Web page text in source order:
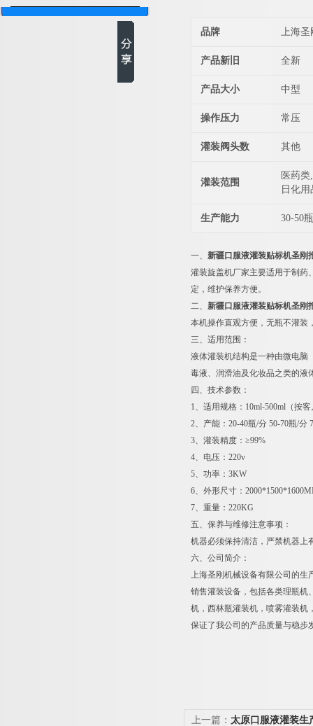
盖机
品牌 上海圣
产品新旧 全新
产品大小 中型
操作压力 常压
灌装阀头数 其他
灌装范围
医药
日化
生产能力 30-50
一、 新疆口服液灌装贴标机圣刚
灌装旋盖机厂家主要适用于制药
定，维护保养方便。
二、 新疆口服液灌装贴标机圣刚
本机操作直观方便，无瓶不灌装
三、适用范围：
液体灌装机结构是一种由微电脑
毒液、润滑油及化妆品之类的液
四、技术参数：
1、适用规格：10ml-500ml（按
2、产能：20-40瓶/分 50-70瓶/分
3、灌装精度：≥99%
4、电压：220v
5、功率：3KW
6、外形尺寸：
7、重量：220KG
五、保养与维修注意事项：
机器必须保持清洁，严禁机器上
六、公司简介：
上海圣刚机械设备有限公司的生
销售灌装设备，包括各类理瓶机
机，西林瓶灌装机，喷雾灌装机
保证了我公司的产品质量与稳步
上一篇： 太原口服液灌装生